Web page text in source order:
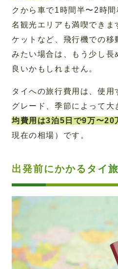
クから車で1時間半〜2時
名観光エリアも満喫できま
ケットなど、飛行機での移
みたい場合は、もう少し長
良いかもしれません。
タイへの旅行費用は、使
グレード、季節によって大
均費用は3泊5日で9万〜20
現在の相場）です。
出発前にかかるタイ